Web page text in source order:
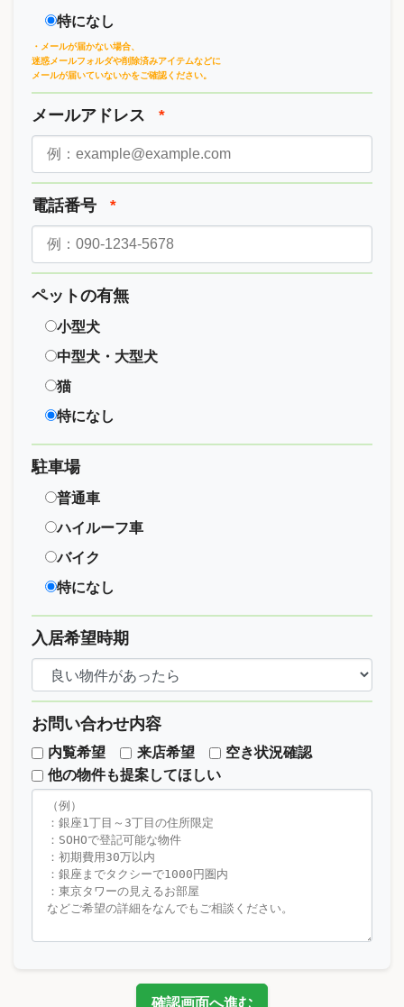
特になし
・メールが届かない場合、
迷惑メールフォルダや削除済みアイテムなどに
メールが届いていないかをご確認ください。
メールアドレス *
電話番号 *
ペットの有無
小型犬
中型犬・大型犬
猫
特になし
駐車場
普通車
ハイルーフ車
バイク
特になし
入居希望時期
お問い合わせ内容
内覧希望 来店希望
空き状況確認
他の物件も提案してほしい
確認画面へ進む